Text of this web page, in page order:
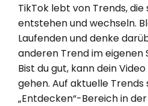
TikTok lebt von Trends, die
entstehen und wechseln.
Laufenden und denke
anderen Trend im eigenen
Bist du gut, kann dein
gehen. Auf aktuelle
„Entdecken“-Bereich in